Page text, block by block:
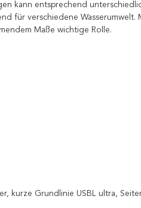
kann entsprechend
für verschiedene Wasserumwelt.
Maße wichtige Rolle.
kurze Grundlinie USBL ultra,